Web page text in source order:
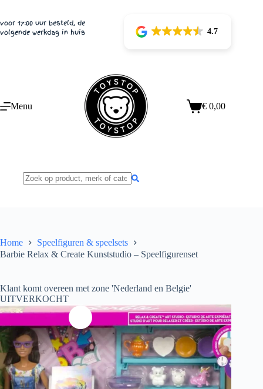
de
inhoud
voor 17:00 uur besteld, de
volgende werkdag in huis
4.7
Menu Winkelwagen
€ 0,00
Home
Speelfiguren & speelsets
Barbie Relax & Create Kunststudio – Speelfigurenset
Klant komt overeen met zone 'Nederland en Belgie'
UITVERKOCHT